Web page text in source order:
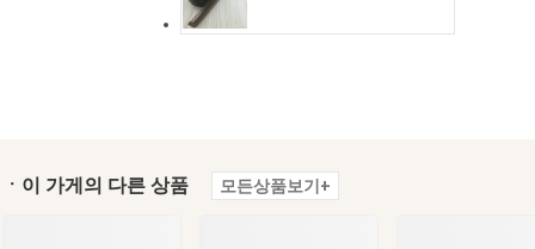
ㆍ이 가게의 다른 상품 모든상품보기+